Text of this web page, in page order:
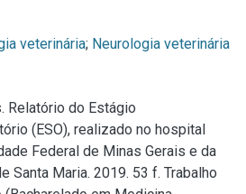
veterinária; Neurologia veterinária
Relatório do Estágio
(ESO), realizado no hospital
Federal de Minas Gerais e da
Santa Maria. 2019. 53 f. Trabalho